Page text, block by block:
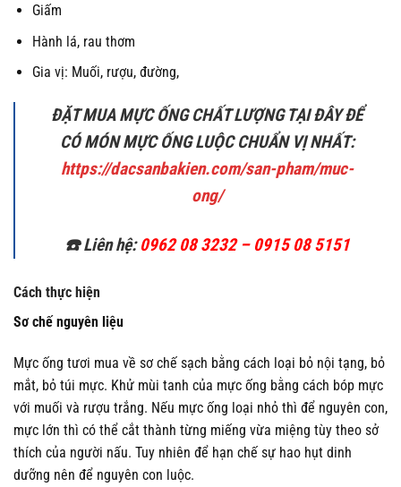
Giấm
Hành lá, rau thơm
Gia vị: Muối, rượu, đường,
ĐẶT MUA MỰC ỐNG CHẤT LƯỢNG TẠI ĐÂY ĐỂ
CÓ MÓN MỰC ỐNG LUỘC CHUẨN VỊ NHẤT:
https://dacsanbakien.com/san-pham/muc-
ong/
☎️ Liên hệ:0962 08 3232 – 0915 08 5151
Cách thực hiện
Sơ chế nguyên liệu
Mực ống tươi mua về sơ chế sạch bằng cách loại bỏ nội tạng, bỏ
mắt, bỏ túi mực. Khử mùi tanh của mực ống bằng cách bóp mực
với muối và rượu trắng. Nếu mực ống loại nhỏ thì để nguyên con,
mực lớn thì có thể cắt thành từng miếng vừa miệng tùy theo sở
thích của người nấu. Tuy nhiên để hạn chế sự hao hụt dinh
dưỡng nên để nguyên con luộc.